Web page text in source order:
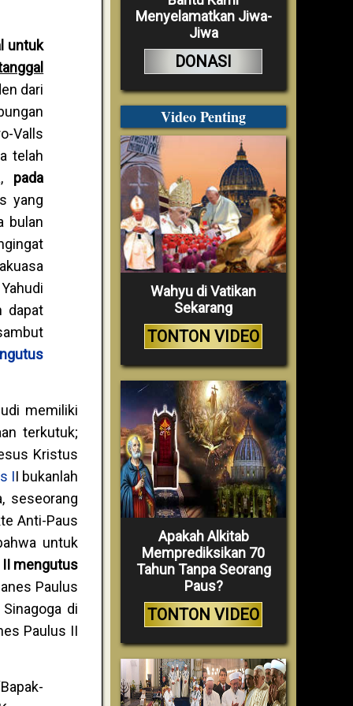
untuk
dari
Valls
telah
pada
yang
bulan
dapat
memiliki
terkutuk;
Kristus
II bukanlah
seseorang
Anti-Paus
untuk
II mengutus
Paulus
di
Paulus II
Menyelamatkan Jiwa-
Jiwa
DONASI
Video Penting
Wahyu di Vatikan
Sekarang
TONTON VIDEO
Apakah Alkitab
Memprediksikan 70
Tahun Tanpa Seorang
Paus?
TONTON VIDEO